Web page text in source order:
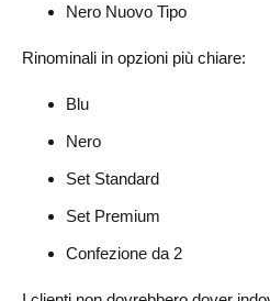
Nero Nuovo Tipo
Rinominali in opzioni più chiare:
Blu
Nero
Set Standard
Set Premium
Confezione da 2